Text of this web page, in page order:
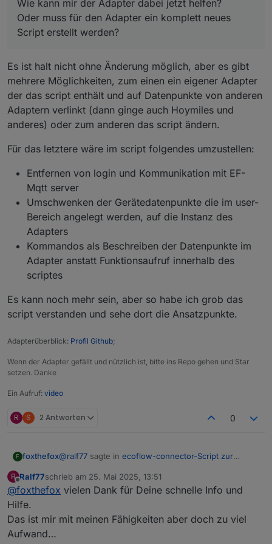
Wie kann mir der Adapter dabei jetzt helfen?
Oder muss für den Adapter ein komplett neues
Script erstellt werden?
Es ist halt nicht ohne Änderung möglich, aber es gibt
mehrere Möglichkeiten, zum einen ein eigener Adapter
der das script enthält und auf Datenpunkte von anderen
Adaptern verlinkt (dann ginge auch Hoymiles und
anderes) oder zum anderen das script ändern.
Für das letztere wäre im script folgendes umzustellen:
Entfernen von login und Kommunikation mit EF-
Mqtt server
Umschwenken der Gerätedatenpunkte die im user-
Bereich angelegt werden, auf die Instanz des
Adapters
Kommandos als Beschreiben der Datenpunkte im
Adapter anstatt Funktionsaufruf innerhalb des
scriptes
Es kann noch mehr sein, aber so habe ich grob das
script verstanden und sehe dort die Ansatzpunkte.
Adapterüberblick: Profil Github;
Wenn der Adapter gefällt und nützlich ist, bitte ins Repo gehen und Star
setzen. Danke
Ein Aufruf: video
R S 2 Antworten 0
F foxthefox@ralf77 sagte in ecoflow-connector-Script zur
@foxthefoxwie verwende ich den Adapter?
gesteuert (Delta Pro klappt problemlos)….
mehrere Möglichkeiten, zum einen ein eigener
R
Offline
Ralf77schrieb am 25. Mai 2025, 13:51
zuletzt editiert von
@foxthefox vielen Dank für Deine schnelle Info und
Hilfe.
Das ist mir mit meinen Fähigkeiten aber doch zu viel
Aufwand…